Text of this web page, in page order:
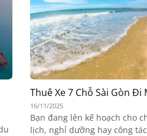
Thuê Xe 7 Chỗ Sài Gòn Đi
16/11/2025
Bạn đang lên kế hoạch cho
lịch, nghỉ dưỡng hay công